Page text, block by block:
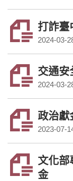
打詐臺
2024-03-
交通安
2024-03-
政治獻
2023-07-
文化部
金